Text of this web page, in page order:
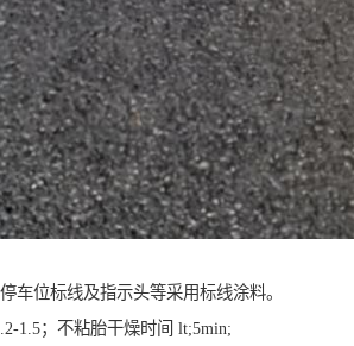
车位标线及指示头等采用标线涂料。
1.5；不粘胎干燥时间 lt;5min;